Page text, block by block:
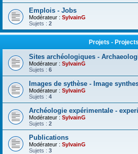
Emplois - Jobs
Modérateur : SylvainG
Sujets : 2
Projets - Projects
Sites archéologiques -
Modérateur : SylvainG
Sujets : 6
Images de sythèse - Image
Modérateur : SylvainG
Sujets : 4
Archéologie expérimentale -
Modérateur : SylvainG
Sujets : 2
Publications
Modérateur : SylvainG
Sujets : 3